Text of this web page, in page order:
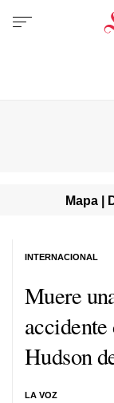
Mapa |
Muere
Hudson
LA VOZ
INTERNACIONAL